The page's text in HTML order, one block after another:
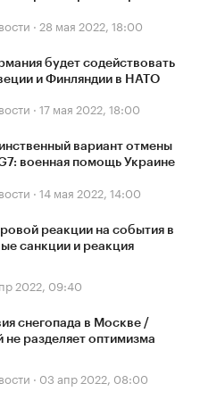
· 28 мая 2022, 18:00
будет содействовать
и Финляндии в НАТО
· 17 мая 2022, 18:00
вариант отмены
военная помощь Украине
· 14 мая 2022, 14:00
реакции на события в
санкции и реакция
2022, 09:40
снегопада в Москве /
не разделяет оптимизма
· 03 апр 2022, 08:00